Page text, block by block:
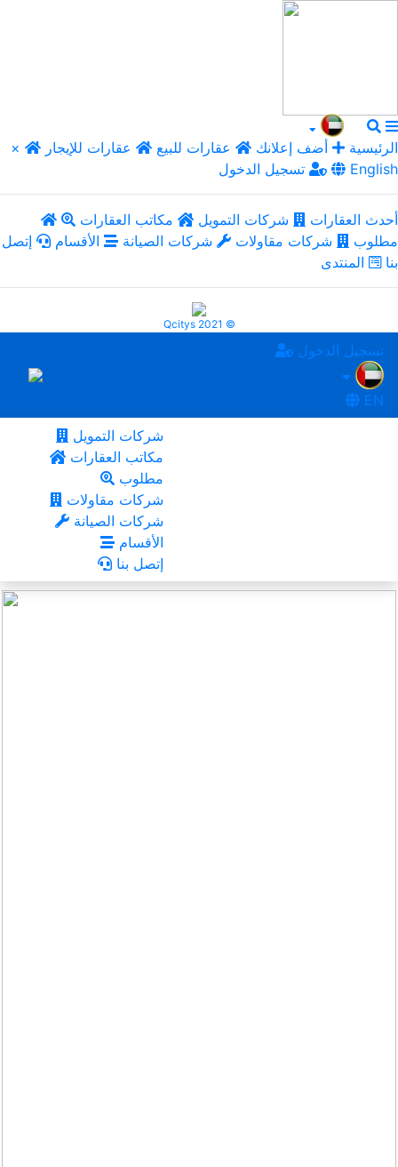
× الرئيسية أضف إعلانك عقارات للبيع
عقارات للإيجار
تسجيل الدخول
English
أحدث العقارات شركات التمويل
مكاتب العقارات
مطلوب
شركات مقاولات شركات الصيانة الأقسام
إتصل
بنا
المنتدى
Qcitys 2021 ©
تسجيل الدخول
EN
شركات التمويل
مكاتب العقارات
مطلوب
شركات مقاولات
شركات الصيانة
الأقسام
إتصل بنا